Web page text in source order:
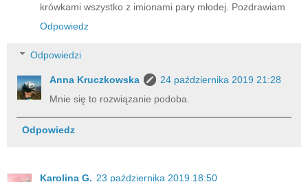
krówkami wszystko z imionami pary młodej. Pozdrawiam
Odpowiedz
Odpowiedzi
Anna Kruczkowska
24 października 2019 21:28
Mnie się to rozwiązanie podoba.
Odpowiedz
Karolina G. 23 października 2019 18:50